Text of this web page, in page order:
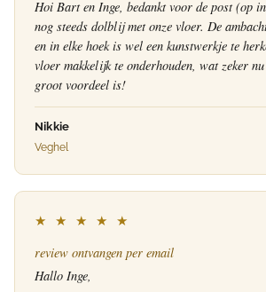
Hoi Bart en Inge, bedankt voor de post (op
nog steeds dolblij met onze vloer. De
en in elke hoek is wel een kunstwerkje te
vloer makkelijk te onderhouden, wat zeker
groot voordeel is!
Nikkie
Veghel
★ ★ ★ ★ ★
review ontvangen per email
Hallo Inge,